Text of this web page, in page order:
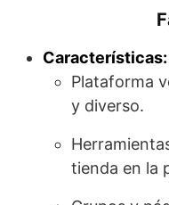
Características:
Plataforma
y diverso.
tienda en la